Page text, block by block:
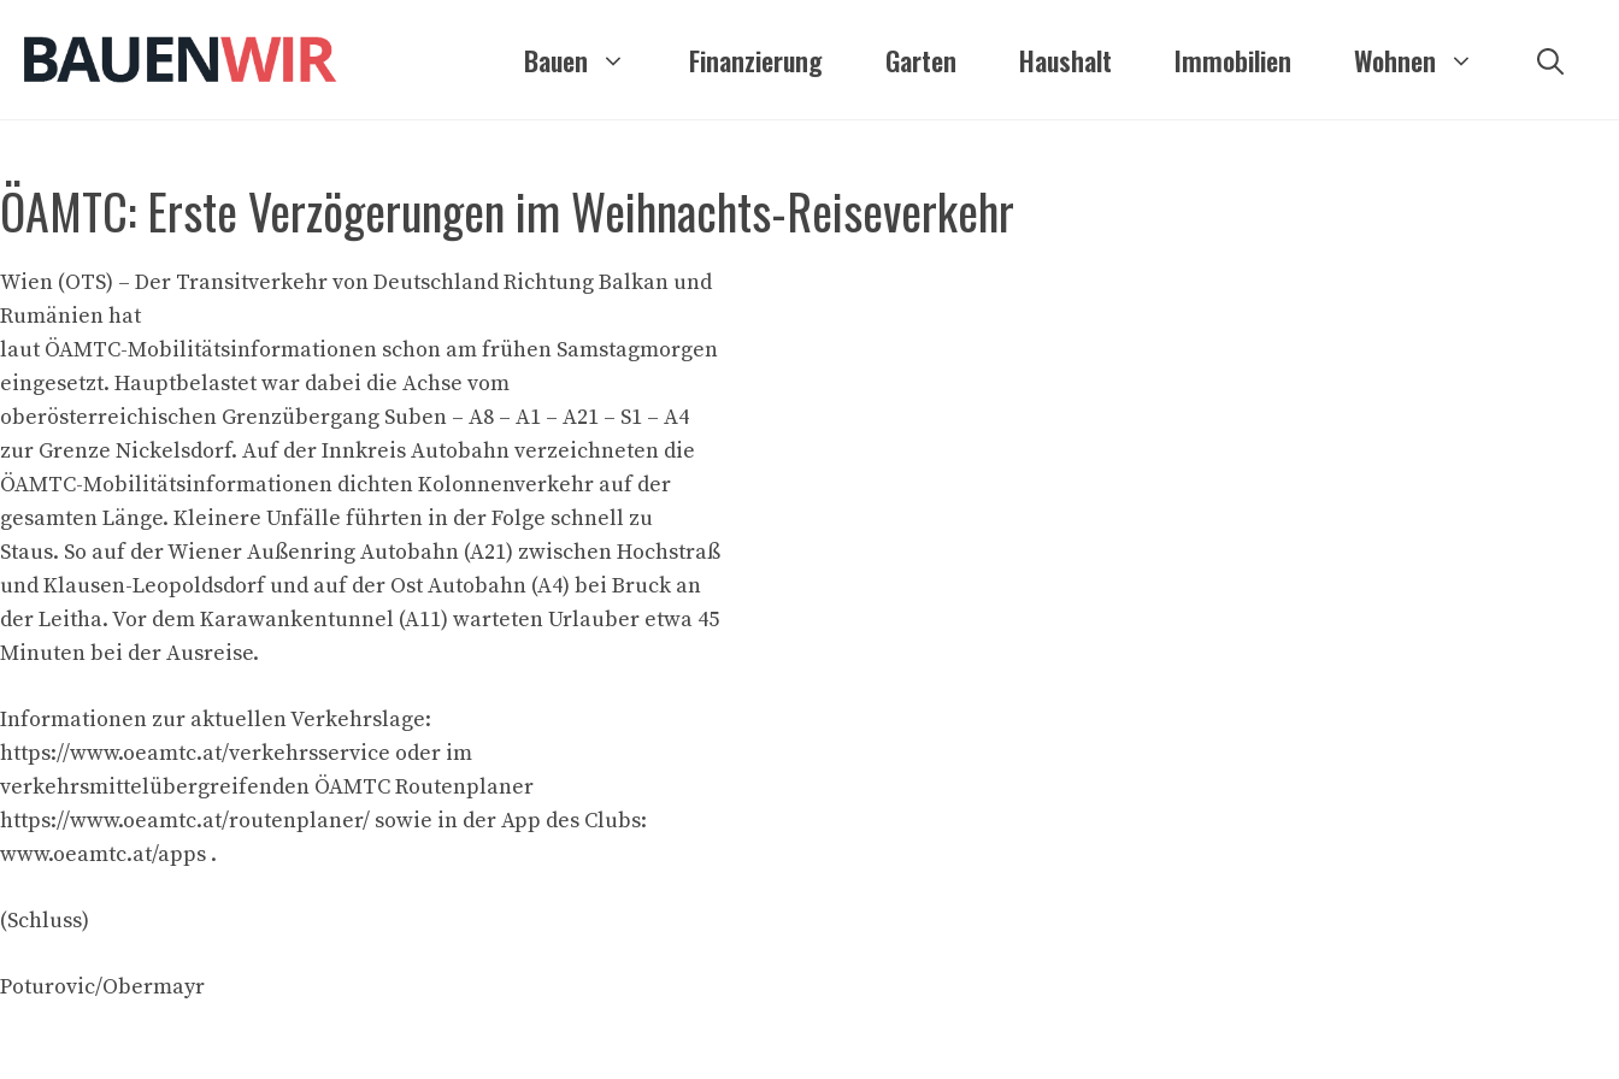
Inhalt
springen
Bauen Finanzierung Garten Haushalt Immobilien Wohnen
ÖAMTC: Erste Verzögerungen im Weihnachts-Reiseverkehr
Wien (OTS) – Der Transitverkehr von Deutschland Richtung Balkan und
Rumänien hat
laut ÖAMTC-Mobilitätsinformationen schon am frühen Samstagmorgen
eingesetzt. Hauptbelastet war dabei die Achse vom
oberösterreichischen Grenzübergang Suben – A8 – A1 – A21 – S1 – A4
zur Grenze Nickelsdorf. Auf der Innkreis Autobahn verzeichneten die
ÖAMTC-Mobilitätsinformationen dichten Kolonnenverkehr auf der
gesamten Länge. Kleinere Unfälle führten in der Folge schnell zu
Staus. So auf der Wiener Außenring Autobahn (A21) zwischen Hochstraß
und Klausen-Leopoldsdorf und auf der Ost Autobahn (A4) bei Bruck an
der Leitha. Vor dem Karawankentunnel (A11) warteten Urlauber etwa 45
Minuten bei der Ausreise.
Informationen zur aktuellen Verkehrslage:
https://www.oeamtc.at/verkehrsservice oder im
verkehrsmittelübergreifenden ÖAMTC Routenplaner
https://www.oeamtc.at/routenplaner/ sowie in der App des Clubs:
www.oeamtc.at/apps .
(Schluss)
Poturovic/Obermayr